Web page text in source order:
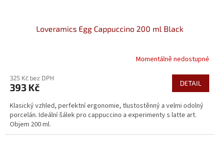
Loveramics Egg Cappuccino 200 ml Black
Momentálně nedostupné
325 Kč bez DPH
393 Kč DETAIL
Klasický vzhled, perfektní ergonomie, tlustostěnný a velmi odolný
porcelán. Ideální šálek pro cappuccino a experimenty s latte art.
Objem 200 ml.